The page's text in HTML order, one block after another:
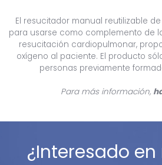
El resucitador manual reutilizable
para usarse como complemento de
resucitación cardiopulmonar,
oxígeno al paciente. El producto
personas previamente
Para más información,
¿Interesado